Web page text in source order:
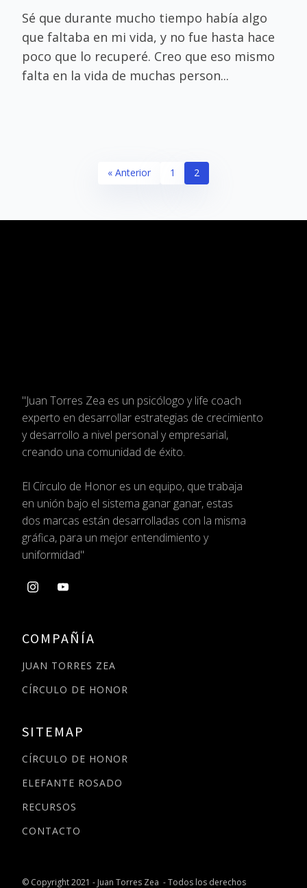
Sé que durante mucho tiempo había algo
que faltaba en mi vida, y no fue hasta hace
poco que lo recuperé. Creo que eso mismo
falta en la vida de muchas person...
« Anterior 1 2
"Juan Torres Zea es un psicólogo y life coach
experto en desarrollar estrategias de crecimiento
y desarrollo a nivel personal y empresarial,
creando una comunidad de éxito.
El Círculo de Honor es un equipo, que trabaja
en unión bajo el sistema ganar ganar, estas
dos marcas están desarrolladas con la misma
gráfica, para un mejor entendimiento y
uniformidad"
COMPAÑÍA
JUAN TORRES ZEA
CÍRCULO DE HONOR
SITEMAP
CÍRCULO DE HONOR
ELEFANTE ROSADO
RECURSOS
CONTACTO
© Copyright 2021 - Juan Torres Zea - Todos los derechos